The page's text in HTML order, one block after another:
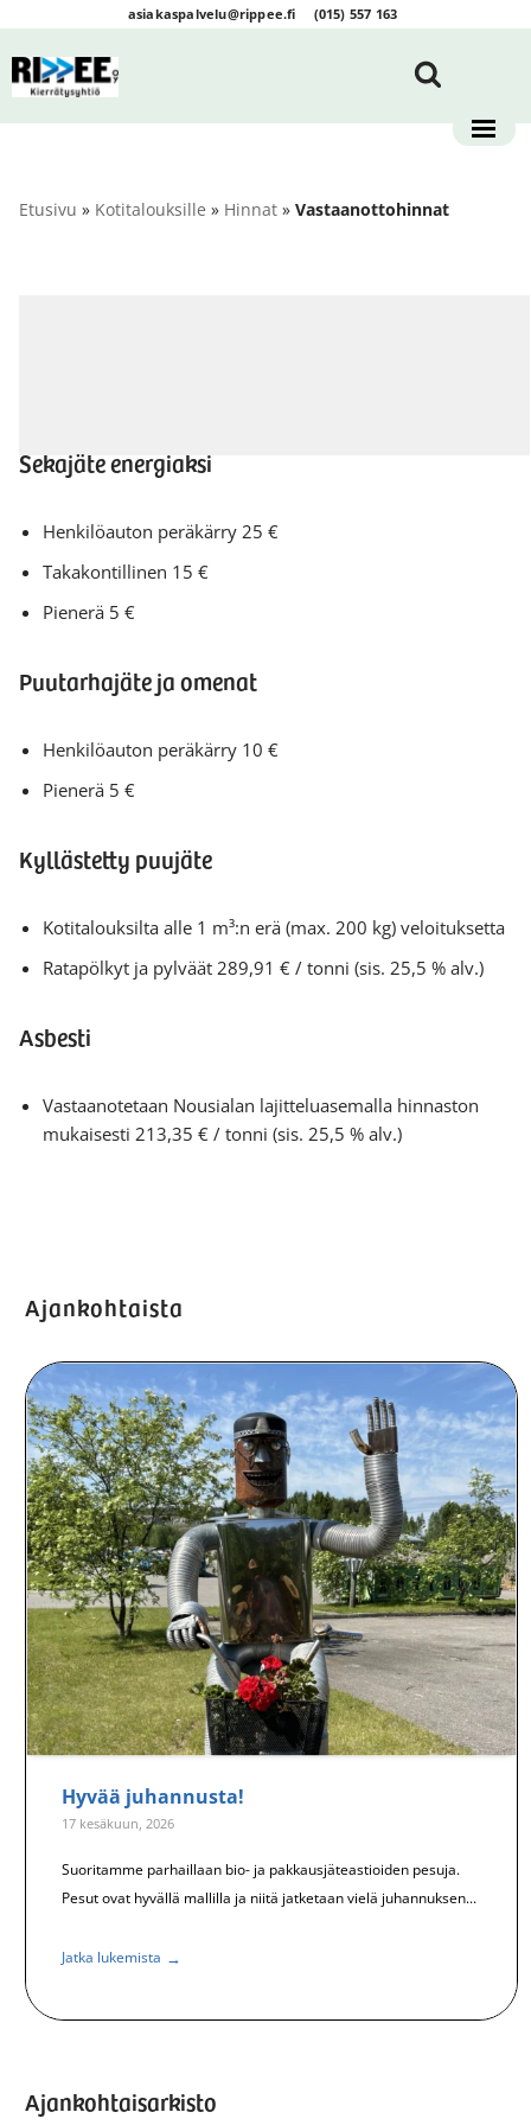
Siirry
suoraan
sisältöön
asiakaspalvelu@rippee.fi (015) 557 163
Etusivu » Kotitalouksille » Hinnat » Vastaanottohinnat
Sekajäte energiaksi
Henkilöauton peräkärry 25 €
Takakontillinen 15 €
Pienerä 5 €
Puutarhajäte ja omenat
Henkilöauton peräkärry 10 €
Pienerä 5 €
Kyllästetty puujäte
Kotitalouksilta alle 1 m³:n erä (max. 200 kg) veloituksetta
Ratapölkyt ja pylväät 289,91 € / tonni (sis. 25,5 % alv.)
Asbesti
Vastaanotetaan Nousialan lajitteluasemalla hinnaston
mukaisesti 213,35 € / tonni (sis. 25,5 % alv.)
Ajankohtaista
Hyvää juhannusta!
17 kesäkuun, 2026
Suoritamme parhaillaan bio- ja pakkausjäteastioiden pesuja.
Pesut ovat hyvällä mallilla ja niitä jatketaan vielä juhannuksen...
Jatka lukemista →
Ajankohtaisarkisto